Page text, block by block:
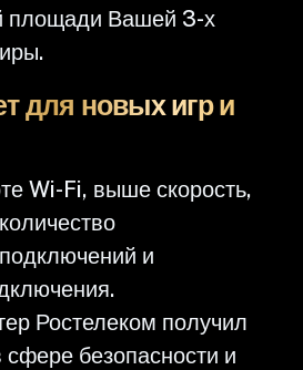
площади Вашей 3-х
для новых игр и
Wi-Fi, выше скорость,
и
Ростелеком получил
безопасности и